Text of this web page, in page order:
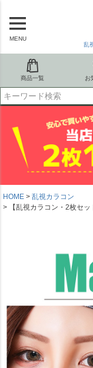
MENU
乱
商品一覧 お
HOME
乱視カラコン
【乱視カラコン・2枚セ